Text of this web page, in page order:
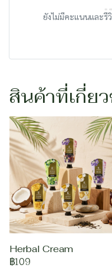
ยังไม่มีคะแนนและรี
สินค้าที่เกี่ย
Herbal Cream
฿109